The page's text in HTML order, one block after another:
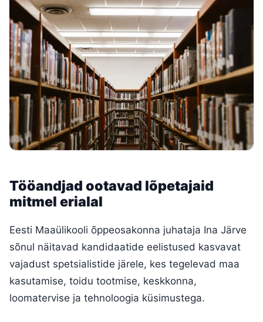
Tööandjad ootavad lõpetajaid
mitmel erialal
Eesti Maaülikooli õppeosakonna juhataja Ina Järve
sõnul näitavad kandidaatide eelistused kasvavat
vajadust spetsialistide järele, kes tegelevad maa
kasutamise, toidu tootmise, keskkonna,
loomatervise ja tehnoloogia küsimustega.